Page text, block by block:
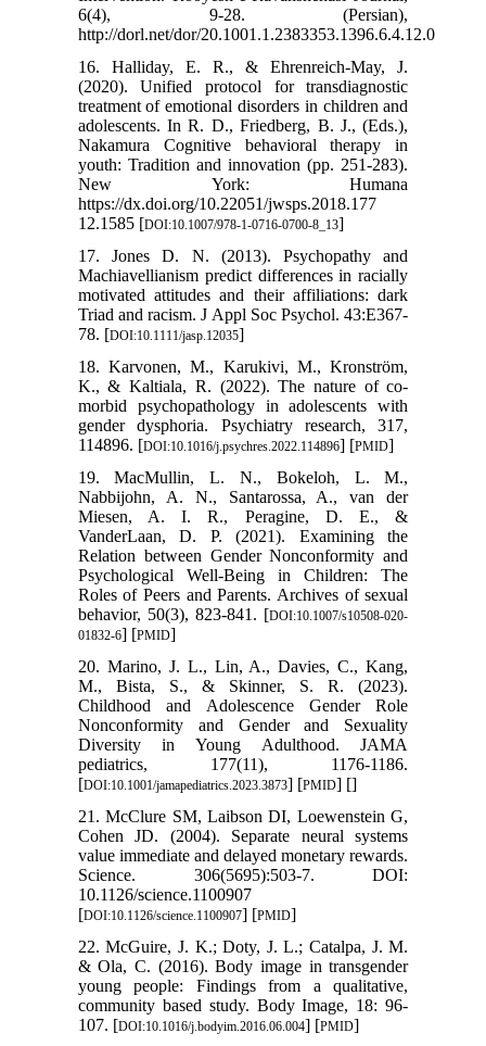
6(4), 9-28. (Persian),
http://dorl.net/dor/20.1001.1.2383353.1396.6.4.12.0
16. Halliday, E. R., & Ehrenreich-May, J.
(2020). Unified protocol for transdiagnostic
treatment of emotional disorders in children and
adolescents. In R. D., Friedberg, B. J., (Eds.),
Nakamura Cognitive behavioral therapy in
youth: Tradition and innovation (pp. 251-283).
New York: Humana
https://dx.doi.org/10.22051/jwsps.2018.177
12.1585 [DOI:10.1007/978-1-0716-0700-8_13]
17. Jones D. N. (2013). Psychopathy and
Machiavellianism predict differences in racially
motivated attitudes and their affiliations: dark
Triad and racism. J Appl Soc Psychol. 43:E367-
78. [DOI:10.1111/jasp.12035]
18. Karvonen, M., Karukivi, M., Kronström,
K., & Kaltiala, R. (2022). The nature of co-
morbid psychopathology in adolescents with
gender dysphoria. Psychiatry research, 317,
114896. [DOI:10.1016/j.psychres.2022.114896] [PMID]
19. MacMullin, L. N., Bokeloh, L. M.,
Nabbijohn, A. N., Santarossa, A., van der
Miesen, A. I. R., Peragine, D. E., &
VanderLaan, D. P. (2021). Examining the
Relation between Gender Nonconformity and
Psychological Well-Being in Children: The
Roles of Peers and Parents. Archives of sexual
behavior, 50(3), 823-841. [DOI:10.1007/s10508-020-
01832-6] [PMID]
20. Marino, J. L., Lin, A., Davies, C., Kang,
M., Bista, S., & Skinner, S. R. (2023).
Childhood and Adolescence Gender Role
Nonconformity and Gender and Sexuality
Diversity in Young Adulthood. JAMA
pediatrics, 177(11), 1176-1186.
[DOI:10.1001/jamapediatrics.2023.3873] [PMID] []
21. McClure SM, Laibson DI, Loewenstein G,
Cohen JD. (2004). Separate neural systems
value immediate and delayed monetary rewards.
Science. 306(5695):503-7. DOI:
10.1126/science.1100907
[DOI:10.1126/science.1100907] [PMID]
22. McGuire, J. K.; Doty, J. L.; Catalpa, J. M.
& Ola, C. (2016). Body image in transgender
young people: Findings from a qualitative,
community based study. Body Image, 18: 96-
107. [DOI:10.1016/j.bodyim.2016.06.004] [PMID]